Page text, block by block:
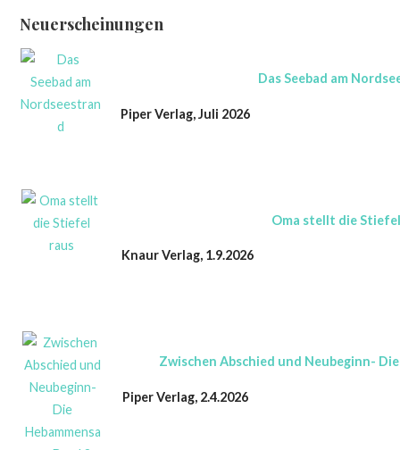
Neuerscheinungen
Das Seebad am
Piper Verlag, Juli 2026
Oma stellt die
Knaur Verlag, 1.9.2026
Zwischen Abschied und Neubeginn- Die
Piper Verlag, 2.4.2026